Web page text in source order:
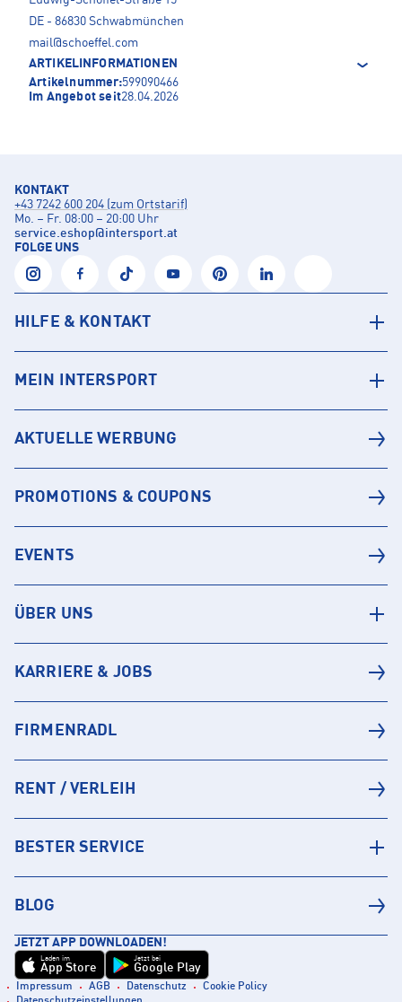
DE - 86830 Schwabmünchen
mail@schoeffel.com
ARTIKELINFORMATIONEN
Artikelnummer:599090466
Im Angebot seit28.04.2026
KONTAKT
+43 7242 600 204 (zum Ortstarif)
Mo. – Fr. 08:00 – 20:00 Uhr
service.eshop@intersport.at
FOLGE UNS
HILFE & KONTAKT
MEIN INTERSPORT
AKTUELLE WERBUNG
PROMOTIONS & COUPONS
EVENTS
ÜBER UNS
KARRIERE & JOBS
FIRMENRADL
RENT / VERLEIH
BESTER SERVICE
BLOG
JETZT APP DOWNLOADEN!
Laden im
App Store
Jetzt bei
Google Play
Impressum AGB Datenschutz
Cookie Policy